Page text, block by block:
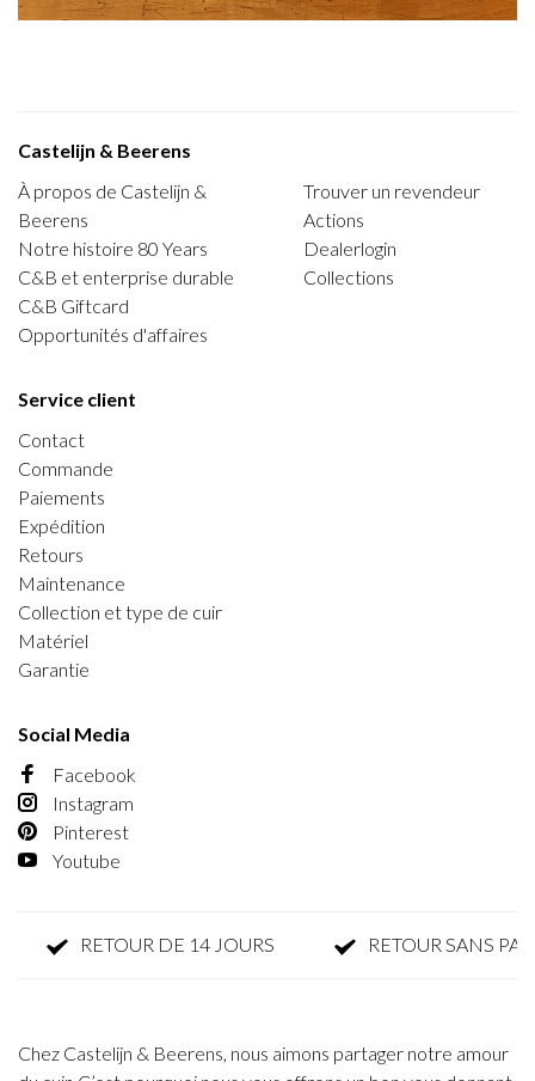
Castelijn & Beerens
À propos de Castelijn &
Beerens
Notre histoire 80 Years
C&B et enterprise durable
C&B Giftcard
Opportunités d'affaires
Trouver un revendeur
Actions
Dealerlogin
Collections
Service client
Contact
Commande
Paiements
Expédition
Retours
Maintenance
Collection et type de cuir
Matériel
Garantie
Social Media
Facebook
Instagram
Pinterest
Youtube
RETOUR DE 14 JOURS RETOUR SANS PARFAIS
Chez Castelijn & Beerens, nous aimons partager notre amour